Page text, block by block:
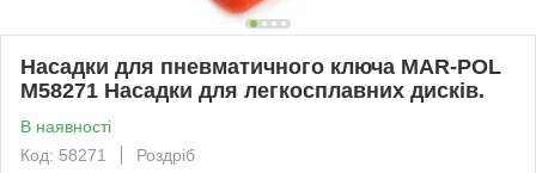
Насадки для пневматичного ключа MAR-POL
M58271 Насадки для легкосплавних дисків.
В наявності
Код: 58271
Роздріб